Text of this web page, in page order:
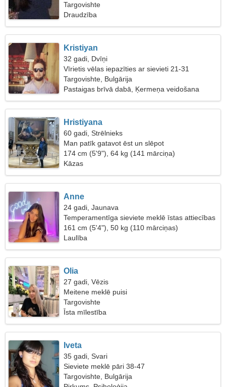
Targovishte
Draudzība
Kristiyan
32 gadi, Dvīņi
Vīrietis vēlas iepazīties ar sievieti 21-31
Targovishte, Bulgārija
Pastaigas brīvā dabā, Ķermeņa veidošana
Hristiyana
60 gadi, Strēlnieks
Man patīk gatavot ēst un slēpot
174 cm (5'9"), 64 kg (141 mārciņa)
Kāzas
Anne
24 gadi, Jaunava
Temperamentīga sieviete meklē īstas attiecības
161 cm (5'4"), 50 kg (110 mārciņas)
Laulība
Olia
27 gadi, Vēzis
Meitene meklē puisi
Targovishte
Īsta mīlestība
Iveta
35 gadi, Svari
Sieviete meklē pāri 38-47
Targovishte, Bulgārija